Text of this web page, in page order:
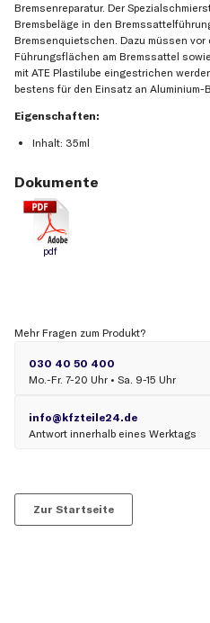
Bremsenreparatur. Der
Bremsbeläge in den
Bremsenquietschen. Dazu müssen vor
Führungsflächen am Bremssattel
mit ATE Plastilube eingestrichen
bestens für den Einsatz an
Eigenschaften:
Inhalt: 35ml
Dokumente
pdf
Mehr Fragen zum Produkt?
Zur Startseite